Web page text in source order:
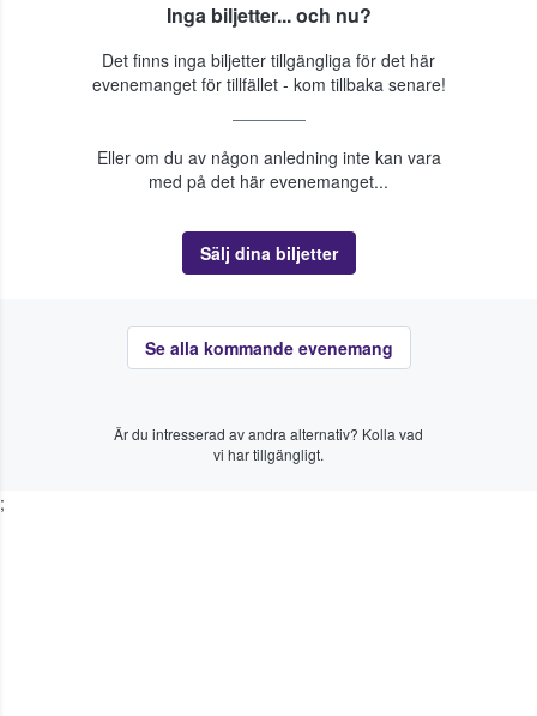
Inga biljetter... och nu?
Det finns inga biljetter tillgängliga för det här
evenemanget för tillfället - kom tillbaka senare!
Eller om du av någon anledning inte kan vara
med på det här evenemanget...
Sälj dina biljetter
Se alla kommande evenemang
Är du intresserad av andra alternativ? Kolla vad
vi har tillgängligt.
;